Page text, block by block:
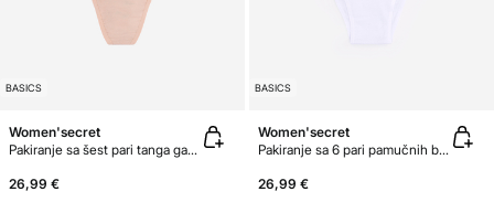
BASICS
Women'secret
Pakiranje sa šest pari tanga gaćica s trakom od mikrofibre
26,99 €
BASICS
Women'secret
Pakiranje sa 6 pari pamučnih brazilskih gaćica
26,99 €